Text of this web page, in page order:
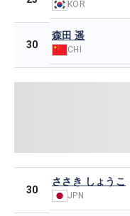
KOR
30
森田 遥
CHI
30
ささき しょうこ
JPN